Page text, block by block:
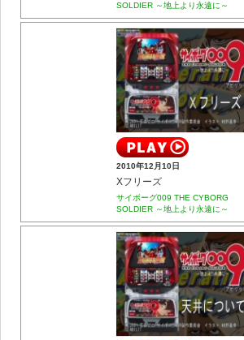
SOLDIER ～地上より永遠に～
2010年12月10日
Xフリーズ
サイボーグ009 THE CYBORG
SOLDIER ～地上より永遠に～